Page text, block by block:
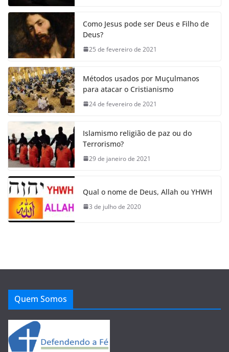
Como Jesus pode ser Deus e Filho de
Deus?
25 de fevereiro de 2021
Métodos usados por Muçulmanos
para atacar o Cristianismo
24 de fevereiro de 2021
Islamismo religião de paz ou do
Terrorismo?
29 de janeiro de 2021
Qual o nome de Deus, Allah ou YHWH
3 de julho de 2020
Quem Somos